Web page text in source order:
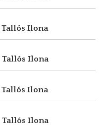
Tallós Ilona
Tallós Ilona
Tallós Ilona
Tallós Ilona